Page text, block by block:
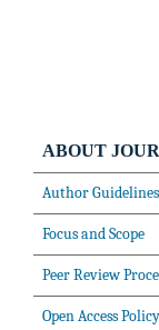
ABOUT
Author Guidelines
Focus and Scope
Peer Review
Open Access Policy